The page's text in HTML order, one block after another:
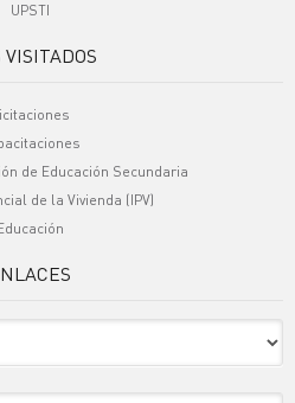
UPSTI
VISITADOS
de Educación Secundaria
de la Vivienda (IPV)